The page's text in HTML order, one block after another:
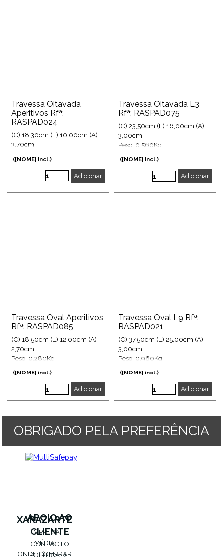
Travessa Oitavada
Aperitivos Rfª:
RASPAD024
(C) 18,30cm (L) 10,00cm (A)
3,70cm
([NOME] incl.)
Adicionar
Travessa Oitavada L3
Rfª: RASPAD075
(C) 23,50cm (L) 16,00cm (A)
3,00cm
Peso: 0,560Kg
([NOME] incl.)
Adicionar
Travessa Oval Aperitivos
Rfª: RASPAD085
(C) 18,50cm (L) 12,00cm (A)
2,70cm
Peso: 0,280Kg
([NOME] incl.)
Adicionar
Travessa Oval L9 Rfª:
RASPAD021
(C) 37,50cm (L) 25,00cm (A)
3,00cm
Peso: 0,960Kg
([NOME] incl.)
Adicionar
OBRIGADO PELA PREFERÊNCIA
XARAZARTE
EMPRESA
MÉDIA
ONDE COMPRAR
APOIO AO
CLIENTE
CONTACTO
POLÍTICA DE